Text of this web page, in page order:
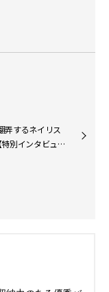
弄するネイリス
特別インタビュー